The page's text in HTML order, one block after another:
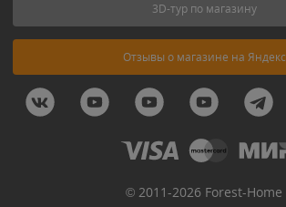
3D-тур по магазину
Отзывы о магазине на Яндекс
© 2011-2026 Forest-Home